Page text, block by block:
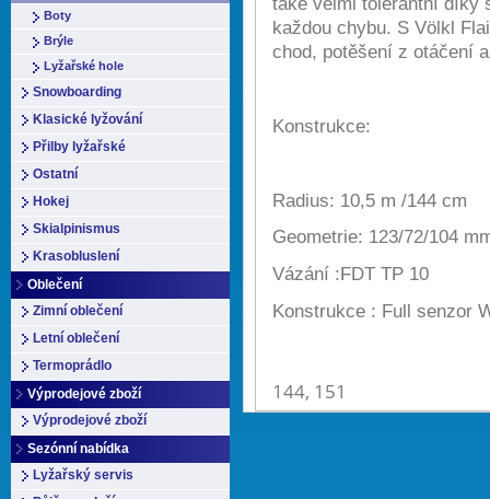
Boty
Brýle
Lyžařské hole
Snowboarding
Klasické lyžování
Přilby lyžařské
Ostatní
Hokej
Skialpinismus
Krasobluslení
Oblečení
Zimní oblečení
Letní oblečení
Termoprádlo
Výprodejové zboží
Výprodejové zboží
Sezónní nabídka
Lyžařský servis
každou chybu. S Völkl
chod, potěšení z otáčení
Konstrukce:
Radius: 10,5 m /144 cm
Geometrie: 123/72/104
Vázání :FDT TP 10
Konstrukce : Full senzor
144, 151